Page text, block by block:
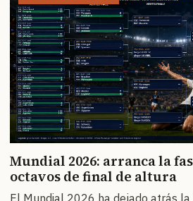
Mundial 2026: arranca la
octavos de final de altura
El Mundial 2026 ha dejado atrás